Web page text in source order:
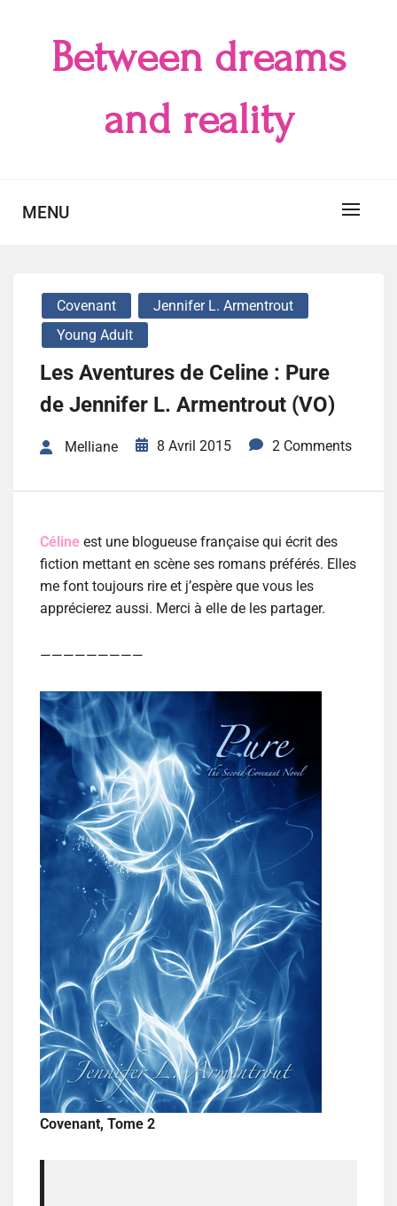
Between dreams
and reality
MENU
Covenant
Jennifer L. Armentrout
Young Adult
Les Aventures de Celine : Pure
de Jennifer L. Armentrout (VO)
Melliane 8 Avril 2015 2 Comments
Céline est une blogueuse française qui écrit des
fiction mettant en scène ses romans préférés. Elles
me font toujours rire et j’espère que vous les
apprécierez aussi. Merci à elle de les partager.
—————————
Covenant, Tome 2